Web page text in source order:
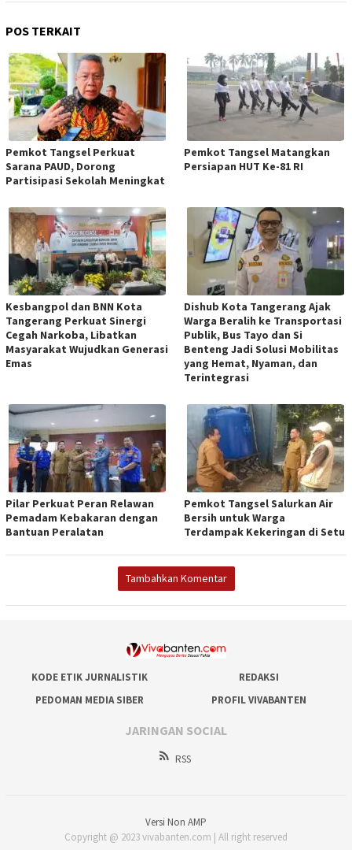
POS TERKAIT
Pemkot Tangsel Perkuat
Sarana PAUD, Dorong
Partisipasi Sekolah Meningkat
Pemkot Tangsel Matangkan
Persiapan HUT Ke-81 RI
Kesbangpol dan BNN Kota
Tangerang Perkuat Sinergi
Cegah Narkoba, Libatkan
Masyarakat Wujudkan Generasi
Emas
Dishub Kota Tangerang Ajak
Warga Beralih ke Transportasi
Publik, Bus Tayo dan Si
Benteng Jadi Solusi Mobilitas
yang Hemat, Nyaman, dan
Terintegrasi
Pilar Perkuat Peran Relawan
Pemadam Kebakaran dengan
Bantuan Peralatan
Pemkot Tangsel Salurkan Air
Bersih untuk Warga
Terdampak Kekeringan di Setu
Tambahkan Komentar
KODE ETIK JURNALISTIK
REDAKSI
PEDOMAN MEDIA SIBER
PROFIL VIVABANTEN
JARINGAN SOCIAL
RSS
Versi Non AMP
Copyright @ 2023 vivabanten.com | All right reserved